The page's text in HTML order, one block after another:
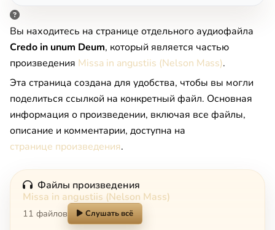
Вы находитесь на странице отдельного аудиофайла
Credo in unum Deum, который является частью
произведения Missa in angustiis (Nelson Mass).
Эта страница создана для удобства, чтобы вы могли
поделиться ссылкой на конкретный файл. Основная
информация о произведении, включая все файлы,
описание и комментарии, доступна на
странице произведения.
Файлы произведения
Missa in angustiis (Nelson Mass)
11 файлов Слушать всё